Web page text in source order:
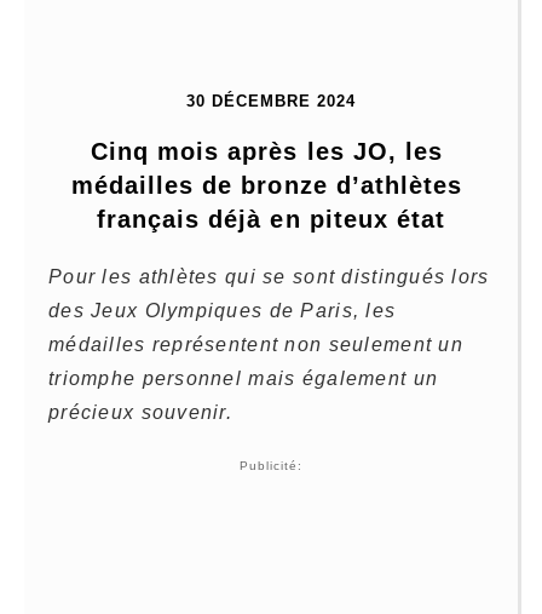
30 DÉCEMBRE 2024
Cinq mois après les JO, les
médailles de bronze d’athlètes
français déjà en piteux état
Pour les athlètes qui se sont distingués lors
des Jeux Olympiques de Paris, les
médailles représentent non seulement un
triomphe personnel mais également un
précieux souvenir.
Publicité: